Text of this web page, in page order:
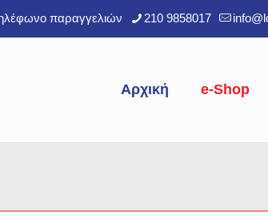
παραγγελιών 210 9858017
Αρχική e-Shop